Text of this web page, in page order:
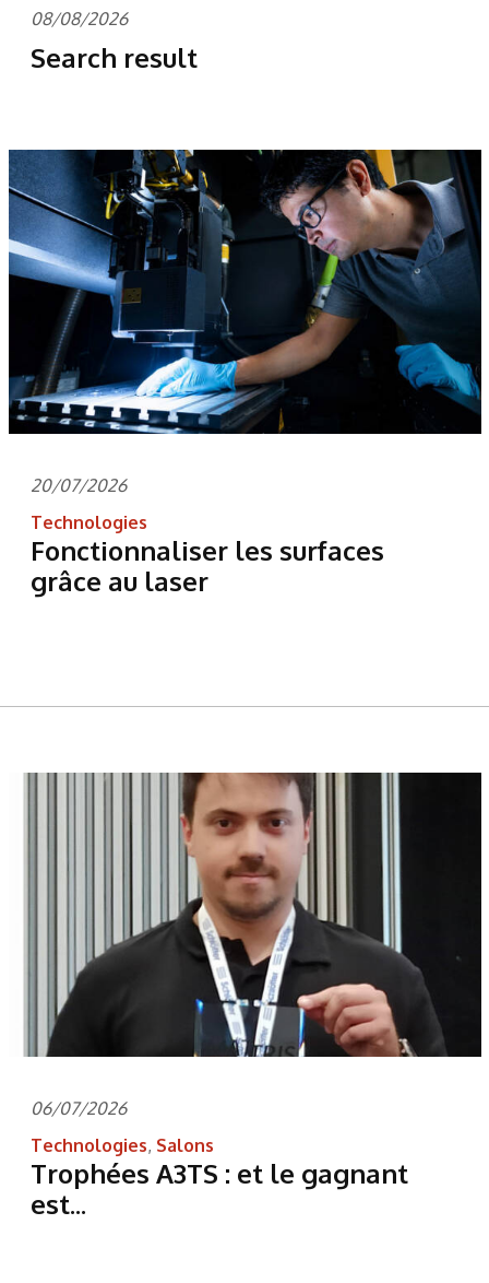
08/08/2026
Search result
20/07/2026
Technologies
Fonctionnaliser les surfaces
grâce au laser
06/07/2026
Technologies, Salons
Trophées A3TS : et le gagnant
est...